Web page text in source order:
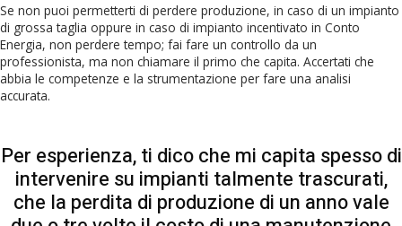
Se non puoi permetterti di perdere produzione, in caso di un impianto
di grossa taglia oppure in caso di impianto incentivato in Conto
Energia, non perdere tempo; fai fare un controllo da un
professionista, ma non chiamare il primo che capita. Accertati che
abbia le competenze e la strumentazione per fare una analisi
accurata.
Per esperienza, ti dico che mi capita spesso di
intervenire su impianti talmente trascurati,
che la perdita di produzione di un anno vale